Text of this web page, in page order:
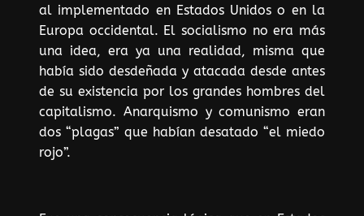
al implementado en Estados Unidos o en la
Europa occidental. El socialismo no era más
una idea, era ya una realidad, misma que
había sido desdeñada y atacada desde antes
de su existencia por los grandes hombres del
capitalismo. Anarquismo y comunismo eran
dos “plagas” que habían desatado “el miedo
rojo”.